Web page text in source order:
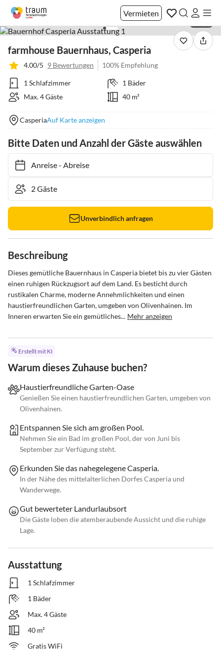
Vermieten
farmhouse Bauernhaus, Casperia
4.00/5 9 Bewertungen 100% Empfehlung
1 Schlafzimmer
1 Bäder
Max. 4 Gäste
40 m²
CasperiaAuf Karte anzeigen
Bitte Daten und Anzahl der Gäste auswählen
Anreise- Abreise
Unverbindlich anfragen
Beschreibung
Dieses gemütliche Bauernhaus in Casperia bietet bis zu vier Gästen
einen ruhigen Rückzugsort auf dem Land. Es besticht durch
rustikalen Charme, moderne Annehmlichkeiten und einen
haustierfreundlichen Garten, umgeben von Olivenhainen. Im
Inneren erwarten Sie ein gemütliches... Mehr anzeigen
Erstellt mit KI
Warum dieses Zuhause buchen?
Haustierfreundliche Garten-Oase
Genießen Sie einen haustierfreundlichen Garten, umgeben von
Olivenhainen.
Entspannen Sie sich am großen Pool.
Nehmen Sie ein Bad im großen Pool, der von Juni bis
September zur Verfügung steht.
Erkunden Sie das nahegelegene Casperia.
In der Nähe des mittelalterlichen Dorfes Casperia und
Wanderwege.
Gut bewerteter Landurlaubsort
Die Gäste loben die atemberaubende Aussicht und die ruhige
Lage.
Ausstattung
1 Schlafzimmer
1 Bäder
Max. 4 Gäste
40 m²
Gratis WiFi